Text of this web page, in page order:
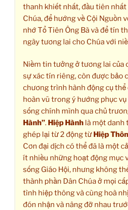
thanh khiết nhất, đầu tiên nhất
Chúa, để hướng về Cội Nguồn
nhớ Tổ Tiên Ông Bà và để tín
ngày tương lai cho Chúa với
Niềm tin tưởng ở tương lai của
sự xác tín riêng, còn được bảo
chương trình hành động cụ thể
hoàn vũ trong ý hướng phục
sống chính mình qua chủ
Hành”. Hiệp Hành là một danh
ghép lại từ 2 động từ Hiệp
Cơn đại dịch có thể đã là một
ít nhiều những hoạt động mục
sống Giáo Hội, nhưng không
thành phần Dân Chúa ở mọi
tình hiệp thông và cùng hoà
đón nhận và nâng đỡ nhau